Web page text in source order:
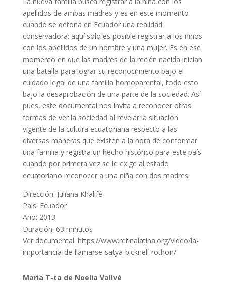
apellidos de ambas madres y es en este momento
cuando se detona en Ecuador una realidad
conservadora: aquí solo es posible registrar a los niños
con los apellidos de un hombre y una mujer. Es en ese
momento en que las madres de la recién nacida inician
una batalla para lograr su reconocimiento bajo el
cuidado legal de una familia homoparental, todo esto
bajo la desaprobación de una parte de la sociedad. Así
pues, este documental nos invita a reconocer otras
formas de ver la sociedad al revelar la situación
vigente de la cultura ecuatoriana respecto a las
diversas maneras que existen a la hora de conformar
una familia y registra un hecho histórico para este país
cuando por primera vezse le exige al estado
ecuatoriano reconocer a una niña con dos madres.
Dirección: Juliana Khalifé
País: Ecuador
Año: 2013
Duración: 63 minutos
Ver documental: https://www.retinalatina.org/video/la-
importancia-de-llamarse-satya-bicknell-rothon/
Maria T-ta de Noelia Vallvé